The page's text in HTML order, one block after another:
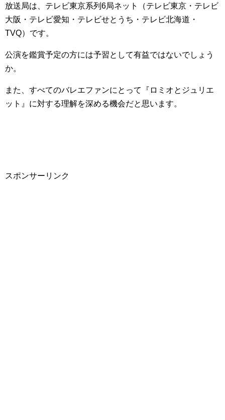
放送局は、テレビ東京系列6局ネット（テレビ東京・テレビ
大阪・テレビ愛知・テレビせとうち・テレビ北海道・
TVQ）です。
公演を鑑賞予定の方には予習として有益ではないでしょう
か。
また、すべてのバレエファンにとって『ロミオとジュリエ
ット』に対する理解を深める機会だと思います。
スポンサーリンク